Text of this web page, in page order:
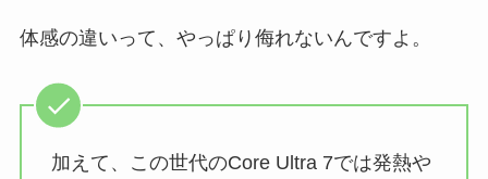
体感の違いって、やっぱり侮れないんですよ。
加えて、この世代のCore Ultra 7では発熱や